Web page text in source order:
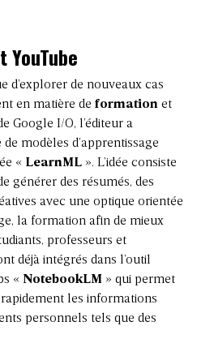
YouTube
d’explorer de nouveaux cas
en matière de formation et
Google I/O, l’éditeur a
modèles d’apprentissage
« LearnML ». L’idée consiste
générer des résumés, des
avec une optique orientée
la formation afin de mieux
professeurs et
déjà intégrés dans l’outil
« NotebookLM » qui permet
les informations
personnels tels que des